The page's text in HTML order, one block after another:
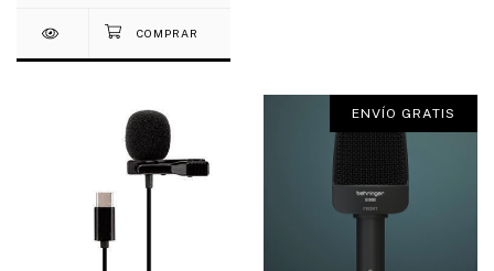
ENVÍO GRATIS